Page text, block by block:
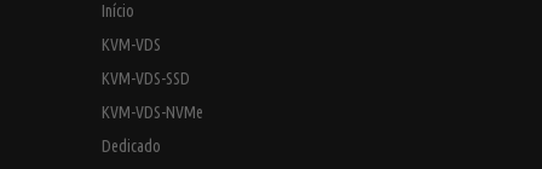
Início
KVM-VDS
KVM-VDS-SSD
KVM-VDS-NVMe
Dedicado